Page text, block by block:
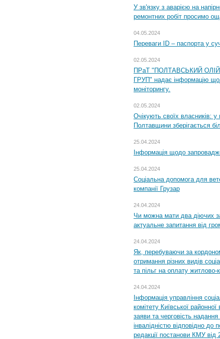
У зв'язку з аварією на
ремонтних робіт просимо
04.05.2024
Переваги ID – паспорта у
02.05.2024
ПРаТ "ПОЛТАВСЬКИЙ
ГРУП" надає інформацію
моніторингу.
02.05.2024
Очікують своїх власників: у
Полтавщини зберігається
25.04.2024
Інформація щодо
25.04.2024
Соціальна допомога для
компанії Грузар
24.04.2024
Чи можна мати два діючих
актуальне запитання від
24.04.2024
Як, перебуваючи за
отримання різних видів
та пільг на оплату
24.04.2024
Інформація управління
комітету Київської
заяви та черговість надання
інвалідністю відповідно
редакції постанови КМУ